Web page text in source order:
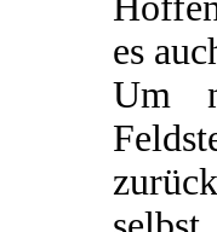
es
Um